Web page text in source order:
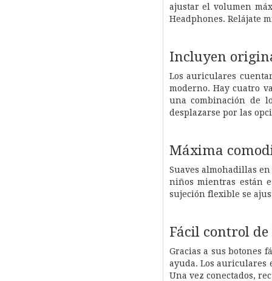
ajustar el volumen
Headphones. Relájate
Incluyen
Los auriculares
moderno. Hay cuatro
una combinación de
desplazarse por las
Máxima
Suaves almohadillas
niños mientras están
sujeción flexible se
Fácil control
Gracias a sus botones
ayuda. Los auriculares
Una vez conectados,